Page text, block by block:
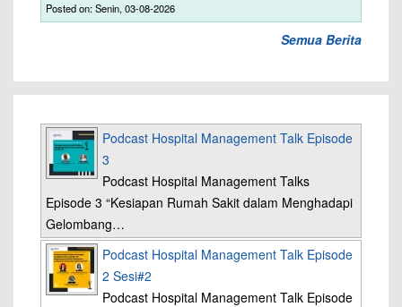
Posted on: Senin, 03-08-2026
Semua Berita
Podcast Hospital Management Talk Episode
3
Podcast Hospital Management Talks
Episode 3 “Kesiapan Rumah Sakit dalam Menghadapi
Gelombang…
Podcast Hospital Management Talk Episode
2 Sesi#2
Podcast Hospital Management Talk Episode